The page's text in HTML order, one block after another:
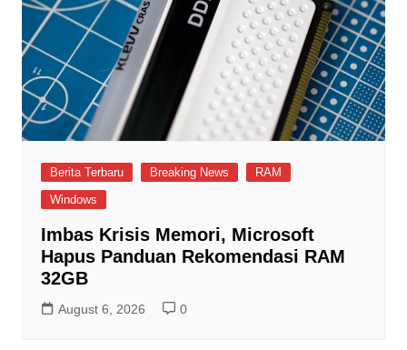
Berita Terbaru Breaking News
RAM
Windows
Imbas Krisis Memori, Microsoft
Hapus Panduan Rekomendasi RAM
32GB
August 6, 2026 0